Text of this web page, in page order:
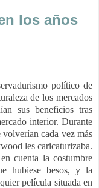
los años
político de
de los mercados
sus beneficios tras
interior. Durante
volverían cada vez más
les caricaturizaba.
cuenta la costumbre
hubiese besos, y la
película situada en